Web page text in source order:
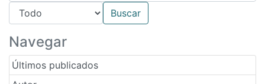
Navegar
Últimos publicados